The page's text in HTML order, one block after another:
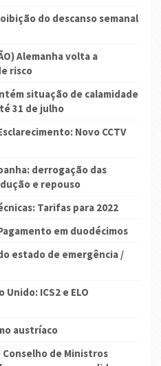
do descanso semanal
Alemanha volta a
risco
situação de calamidade
31 de julho
Novo CCTV
derrogação das
e repouso
Tarifas para 2022
em duodécimos
estado de emergência /
Unido: ICS2 e ELO
austríaco
de Ministros